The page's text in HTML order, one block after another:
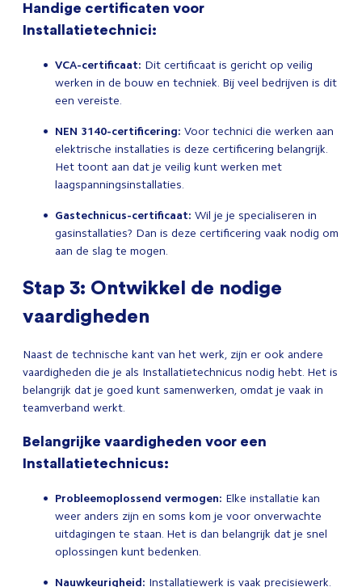
Handige certificaten voor
Installatietechnici:
VCA-certificaat: Dit certificaat is gericht op veilig
werken in de bouw en techniek. Bij veel bedrijven is dit
een vereiste.
NEN 3140-certificering: Voor technici die werken aan
elektrische installaties is deze certificering belangrijk.
Het toont aan dat je veilig kunt werken met
laagspanningsinstallaties.
Gastechnicus-certificaat: Wil je je specialiseren in
gasinstallaties? Dan is deze certificering vaak nodig om
aan de slag te mogen.
Stap 3: Ontwikkel de nodige
vaardigheden
Naast de technische kant van het werk, zijn er ook andere
vaardigheden die je als Installatietechnicus nodig hebt. Het is
belangrijk dat je goed kunt samenwerken, omdat je vaak in
teamverband werkt.
Belangrijke vaardigheden voor een
Installatietechnicus:
Probleemoplossend vermogen: Elke installatie kan
weer anders zijn en soms kom je voor onverwachte
uitdagingen te staan. Het is dan belangrijk dat je snel
oplossingen kunt bedenken.
Nauwkeurigheid: Installatiewerk is vaak precisiewerk.